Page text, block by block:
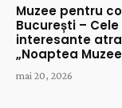
Muzee pentru
București –
interesante
„Noaptea
mai 20, 2026